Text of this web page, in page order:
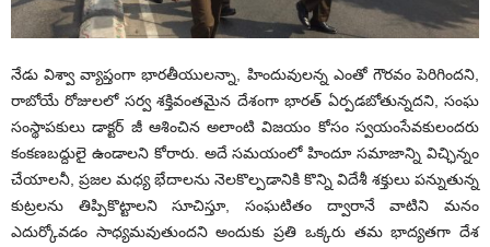
నేడు విశ్వా వ్యాప్తంగా భారతీయులన్నా, హిందువులన్న ఎంతో గౌరవం పెరిగిందని,
రాబోయే రోజులలో సర్వ శక్తివంతమైన దేశంగా భారత్ ఏర్పడబోతున్నదని, సంఘ
సంస్థాపకులు డాక్టర్ జీ ఆశించిన అలాంటి విజయం కోసం స్వయంసేవకులందరు
కంకణబద్దులై ఉండాలని కోరారు. అదే సమయంలో హిందూ సమాజాన్ని విచ్ఛిన్నం
చేయాలనీ, ప్రజల మధ్య భేదాలను నెలకొల్పడానికి కొన్ని విదేశీ శక్తులు పన్నుతున్న
కుట్రలను తిప్పికొట్టాలని సూచిస్తూ, సంఘటితం ద్వారానే వాటిని మనం
ఎదుర్కోవడం సాధ్యమవుతుందని అందుకు ప్రతి ఒక్కరు తమ భాద్యతగా దేశ